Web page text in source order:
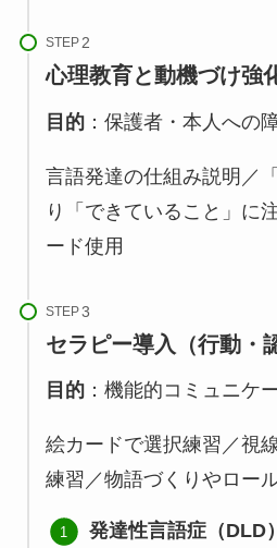
STEP
心理教育と動機づけ強
目的：保護者・本人への
言語発達の仕組み説明／
り「できていること」に
ード使用
STEP
セラピー導入（行動・
目的：機能的コミュニケ
絵カードで選択練習／視
練習／物語づくりやロー
発達性言語症（DLD